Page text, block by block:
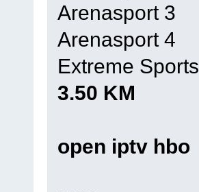
Arenasport 3
Arenasport 4
Extreme Sports
3.50 KM
open iptv hbo